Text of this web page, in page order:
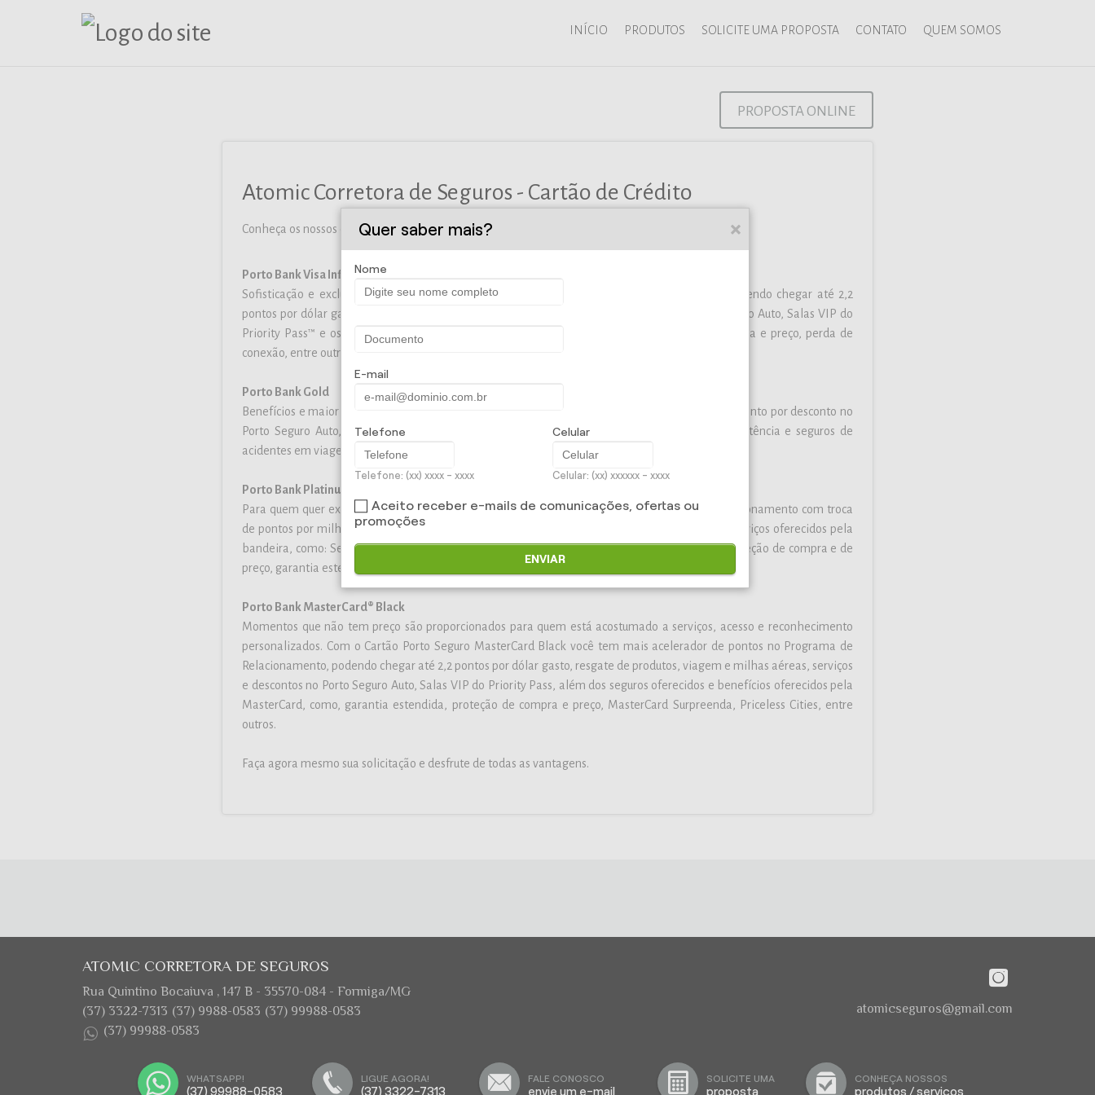
INÍCIO PRODUTOS SOLICITE UMA PROPOSTA CONTATO QUEM SOMOS
PROPOSTA ONLINE
Atomic Corretora de Seguros - Cartão de Crédito
Conheça os nossos cartões:
Porto BankVisa Infinite
Sofisticação e exclusividade, como acelerador de pontos no Programa de Relacionamento podendo chegar até 2,2
pontos por dólar gasto, resgate para milhas aéreas, produtos, serviços e desconto no Porto Seguro Auto, Salas VIP do
Priority Pass™ e os seguros oferecidos pela bandeira de garantia estendida, proteção de compra e preço, perda de
conexão, entre outros.
Porto Bank Gold
Benefícios e maior poder de compra, com opção de troca de pontos no Programa de Relacionamento por desconto no
Porto Seguro Auto, milhas aéreas, entre outros, e mais os benefícios da bandeira, como assistência e seguros de
acidentes em viagem e locação de veículos.
Porto Bank Platinum
Para quem quer exclusividade e viaja com frequência, com benefícios como: Programa de Relacionamento com troca
de pontos por milhas aéreas, pacotes de viagens, descontos no Porto Seguro Auto e ainda os serviços oferecidos pela
bandeira, como: Serviço de Concierge, Visa Luxury Hotel Collection, Certificado de Shengen, proteção de compra e de
preço, garantia estendida e muito mais.
Porto Bank MasterCard® Black
Momentos que não tem preço são proporcionados para quem está acostumado a serviços, acesso e reconhecimento
personalizados. Com o Cartão Porto Seguro MasterCard Black você tem mais acelerador de pontos no Programa de
Relacionamento, podendo chegar até 2,2 pontos por dólar gasto, resgate de produtos, viagem e milhas aéreas, serviços
e descontos no Porto Seguro Auto, Salas VIP do Priority Pass, além dos seguros oferecidos e benefícios oferecidos pela
MasterCard, como, garantia estendida, proteção de compra e preço, MasterCard Surpreenda, Priceless Cities, entre
outros.
Faça agora mesmo sua solicitação e desfrute de todas as vantagens.
WHATSAPP!
(37) 99988-0583
LIGUE AGORA!
(37) 3322-7313
FALE CONOSCO
envie um e-mail
SOLICITE UMA
proposta
CONHEÇA NOSSOS
produtos / serviços
ATOMIC CORRETORA DE SEGUROS
Rua Quintino Bocaiuva , 147 B - 35570-084 - Formiga/MG
(37) 3322-7313 (37) 9988-0583 (37) 99988-0583
(37) 99988-0583
atomicseguros@gmail.com
Quer saber mais?
Nome
E-mail
Telefone
Telefone: (xx) xxxx - xxxx
Celular
Celular: (xx) xxxxxx - xxxx
Aceito receber e-mails de comunicações, ofertas ou
promoções
ENVIAR